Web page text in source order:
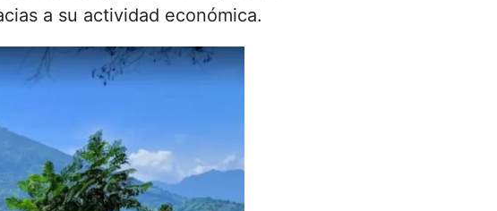
a su actividad económica.